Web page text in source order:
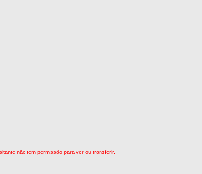
não tem permissão para ver ou transferir.